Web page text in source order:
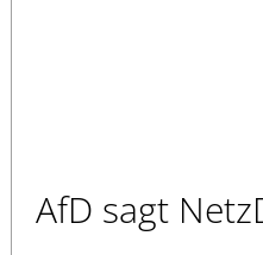
AfD sagt